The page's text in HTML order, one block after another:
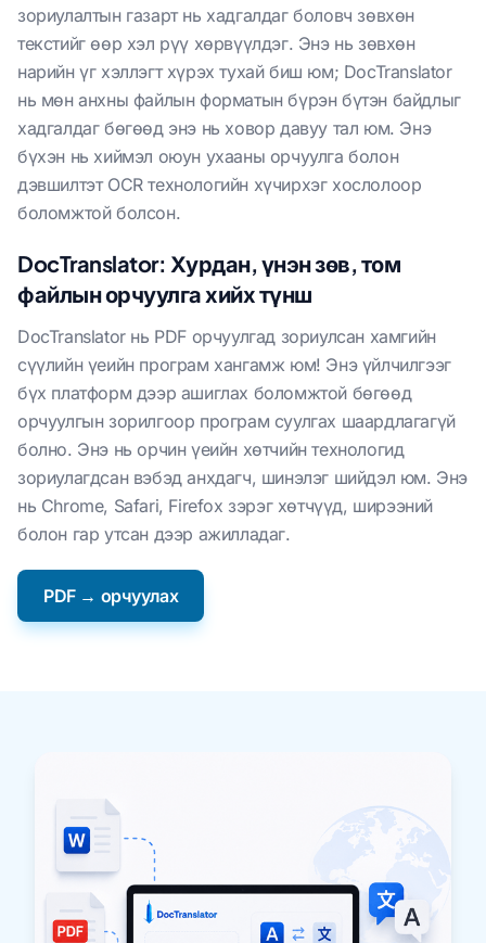
зориулалтын газарт нь хадгалдаг боловч зөвхөн
текстийг өөр хэл рүү хөрвүүлдэг. Энэ нь зөвхөн
нарийн үг хэллэгт хүрэх тухай биш юм; DocTranslator
нь мөн анхны файлын форматын бүрэн бүтэн байдлыг
хадгалдаг бөгөөд энэ нь ховор давуу тал юм. Энэ
бүхэн нь хиймэл оюун ухааны орчуулга болон
дэвшилтэт OCR технологийн хүчирхэг хослолоор
боломжтой болсон.
DocTranslator: Хурдан, үнэн зөв, том
файлын орчуулга хийх түнш
DocTranslator нь PDF орчуулгад зориулсан хамгийн
сүүлийн үеийн програм хангамж юм! Энэ үйлчилгээг
бүх платформ дээр ашиглах боломжтой бөгөөд
орчуулгын зорилгоор програм суулгах шаардлагагүй
болно. Энэ нь орчин үеийн хөтчийн технологид
зориулагдсан вэбэд анхдагч, шинэлэг шийдэл юм. Энэ
нь Chrome, Safari, Firefox зэрэг хөтчүүд, ширээний
болон гар утсан дээр ажилладаг.
PDF → орчуулах